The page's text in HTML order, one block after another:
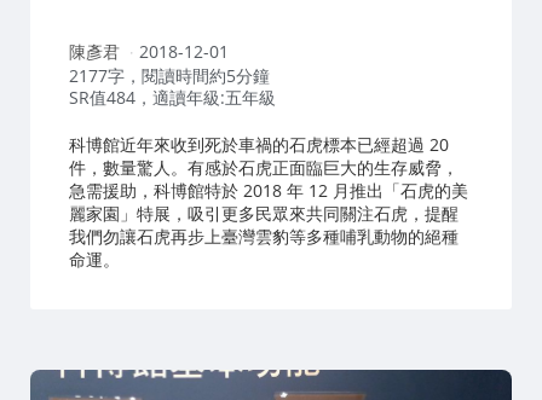
作
者：
陳彥君
2018-12-01
2177字，閱讀時間約5分鐘
SR值484，適讀年級:五年級
科博館近年來收到死於車禍的石虎標本已經超過 20
件，數量驚人。有感於石虎正面臨巨大的生存威脅，
急需援助，科博館特於 2018 年 12 月推出「石虎的美
麗家園」特展，吸引更多民眾來共同關注石虎，提醒
我們勿讓石虎再步上臺灣雲豹等多種哺乳動物的絕種
命運。